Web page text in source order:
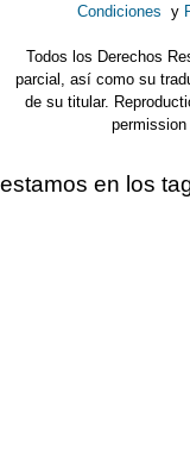
Condiciones y
Todos los Derechos
parcial, así como su
de su titular.
estamos en los